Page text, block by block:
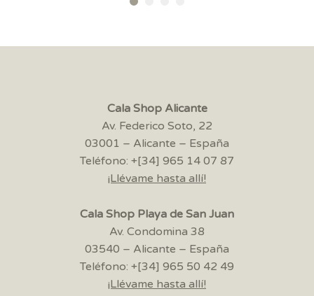
Cala Shop Alicante
Av. Federico Soto, 22
03001 – Alicante – España
Teléfono: +[34] 965 14 07 87
¡Llévame hasta allí!
Cala Shop Playa de San Juan
Av. Condomina 38
03540 – Alicante – España
Teléfono: +[34] 965 50 42 49
¡Llévame hasta allí!